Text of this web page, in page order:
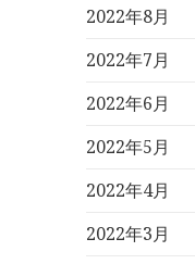
2022年8月
2022年7月
2022年6月
2022年5月
2022年4月
2022年3月